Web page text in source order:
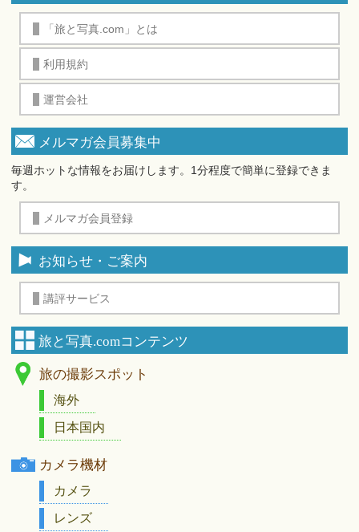
「旅と写真.com」とは
利用規約
運営会社
メルマガ会員募集中
毎週ホットな情報をお届けします。1分程度で簡単に登録できま
す。
メルマガ会員登録
お知らせ・ご案内
講評サービス
旅と写真.comコンテンツ
旅の撮影スポット
海外
日本国内
カメラ機材
カメラ
レンズ